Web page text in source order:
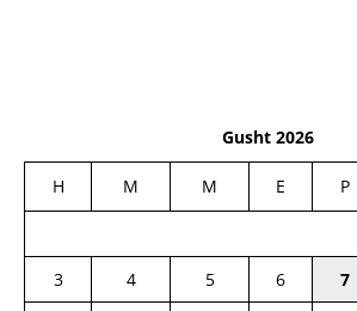
Gusht 2026
H M M E P
3
4 5 6 7